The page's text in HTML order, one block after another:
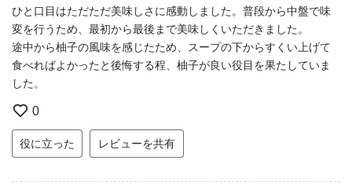
ひと口目はただただ美味しさに感動しました。普段から中盤で味
変を行うため、最初から最後まで美味しくいただきました。
途中から柚子の風味を感じたため、スープの下からすくい上げて
食べればよかったと後悔する程、柚子が良い役目を果たしていま
した。
0
役に立った レビューを共有